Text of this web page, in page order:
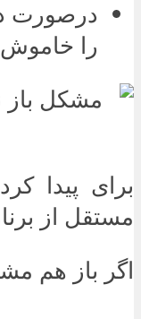
درصورت
را
مستقل از
اگر باز هم